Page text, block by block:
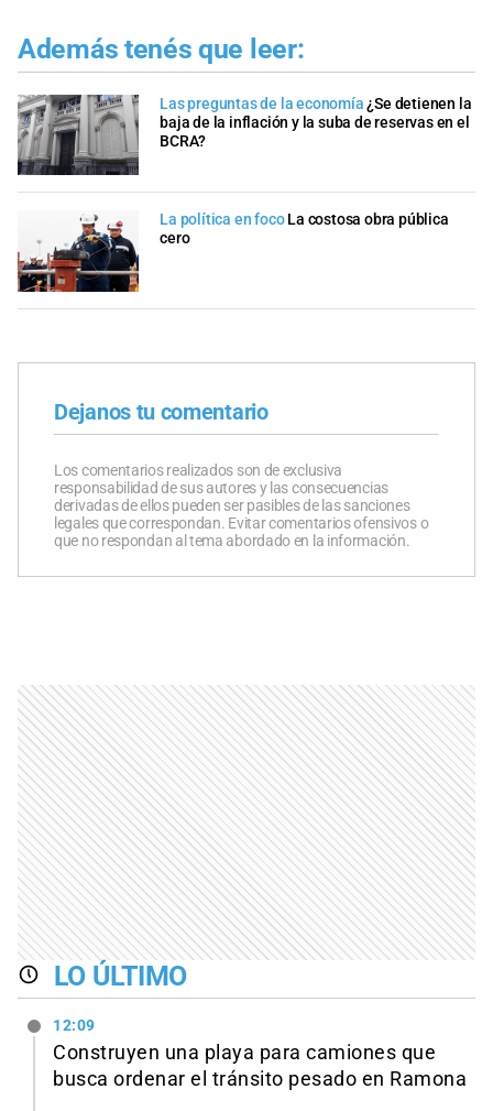
Además tenés que leer:
Las preguntas de la economía ¿Se detienen la
baja de la inflación y la suba de reservas en el
BCRA?
La política en foco La costosa obra pública
cero
Dejanos tu comentario
Los comentarios realizados son de exclusiva
responsabilidad de sus autores y las consecuencias
derivadas de ellos pueden ser pasibles de las sanciones
legales que correspondan. Evitar comentarios ofensivos o
que no respondan al tema abordado en la información.
LO ÚLTIMO
12:09
Construyen una playa para camiones que
busca ordenar el tránsito pesado en Ramona